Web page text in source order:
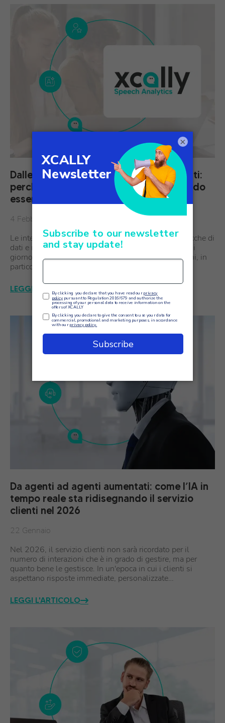
Dalle conversazioni agli approfondimenti:
perché la speech analytics sta diventando
essenziale per la customer experience
4 Febbraio
Le interazioni con i clienti non sono mai state così ricche di
dati e mai così difficili da comprendere appieno. Ogni
giorno le organizzazioni di medie e grandi dimensioni, in
particolare i fornitori di servizi che…
LEGGI L'ARTICOLO
Da agenti ad agenti aumentati: come l’IA in
tempo reale sta ridisegnando il servizio
clienti nel 2026
22 Gennaio
Nel 2026, il servizio clienti non sarà ricordato per il
numero di interazioni che è in grado di gestire, ma per
quanto bene le gestisce. In un'epoca in cui i clienti si
aspettano risposte immediate, personalizzate…
LEGGI L'ARTICOLO
×